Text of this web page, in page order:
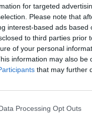
for targeted
Please note that
interest-based ads
to third parties prior
of your personal
information may also
that may further
Processing Opt Outs
pubblici per un